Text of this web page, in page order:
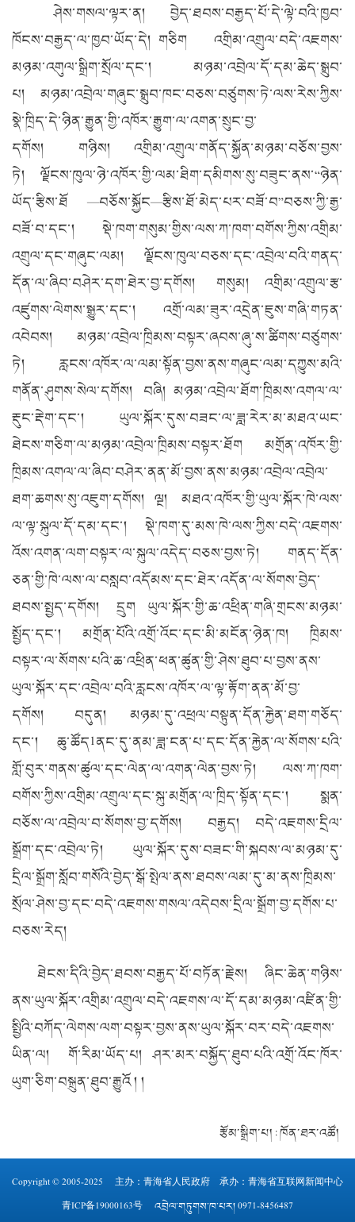
ཤེས་གསལ་ལྟར་ན། བྱེད་ཐབས་བརྒྱད་པོ་དེ་ལྟེ་བའི་ཁྱབ་
ཁོངས་བརྒྱད་ལ་ཁྱབ་ཡོད་དེ། གཅིག འགྲིམ་འགྲུལ་བདེ་འཇགས་
མཉམ་འགུལ་སྒྲིག་སྲོལ་དང་། མཉམ་འབྲེལ་དོ་དམ་ཆེད་སྒྲུབ་
པ། མཉམ་འབྲེལ་གཞུང་སྒྲུབ་ཁང་བཅས་བཙུགས་ཏེ་ལས་རེས་ཀྱིས་
སྣེ་ཁྲིད་དེ་ཉིན་རྒྱུན་གྱི་འཁོར་རྒྱུག་ལ་འགན་སྲུང་བྱ་
དགོས། གཉིས། འགྲིམ་འགྲུལ་གནོད་སྐྱོན་མཉམ་བཅོས་བྱས་
ཏེ། ལྗོངས་ཁུལ་ཉེ་འཁོར་གྱི་ལམ་ཐིག་དམིགས་སུ་བཟུང་ནས་“ཉེན་
ཡོད་རྩིས་ཐོ —བཅོས་སྐྱོང—རྩིས་ཐོ་མེད་པར་བཟོ་བ”བཅས་ཀྱི་རྒྱ་
བཟོ་བ་དང་། སྡེ་ཁག་གསུམ་གྱིས་ལས་ཀ་ཁག་བགོས་ཀྱིས་འགྲིམ་
འགྲུལ་དང་གཞུང་ལམ། ལྗོངས་ཁུལ་བཅས་དང་འབྲེལ་བའི་གནད་
དོན་ལ་ཞིབ་བཤེར་དག་ཐེར་བྱ་དགོས། གསུམ། འགྲིམ་འགྲུལ་རྩ་
འཛུགས་ལེགས་སྒྱུར་དང་། འགྲོ་ལམ་ཟུར་འདྲེན་ཇུས་གཞི་གཏན་
འབེབས། མཉམ་འབྲེལ་ཁྲིམས་བསྟར་ཞབས་ཞུ་ས་ཚིགས་བཙུགས་
ཏེ། རླངས་འཁོར་ལ་ལམ་སྟོན་བྱས་ནས་གཞུང་ལམ་དཀྱུས་མའི་
གནོན་ཤུགས་སེལ་དགོས། བཞི། མཉམ་འབྲེལ་ཐོག་ཁྲིམས་འགལ་ལ་
རྡུང་རྡེག་དང་། ཡུལ་སྐོར་དུས་བཟང་ལ་ཟླ་རེར་མ་མཐའ་ཡང་
ཐེངས་གཅིག་ལ་མཉམ་འབྲེལ་ཁྲིམས་བསྟར་ཐོག མགྲོན་འཁོར་གྱི་
ཁྲིམས་འགལ་ལ་ཞིབ་བཤེར་ནན་མོ་བྱས་ནས་མཉམ་འབྲེལ་འབྲེལ་
ཐག་ཆགས་སུ་འཇུག་དགོས། ལྔ། མཐའ་འཁོར་གྱི་ཡུལ་སྐོར་ཁེ་ལས་
ལ་ལྟ་སྐུལ་དོ་དམ་དང་། སྡེ་ཁག་དུ་མས་ཁེ་ལས་ཀྱིས་བདེ་འཇགས་
འོས་འགན་ལག་བསྟར་ལ་སྐུལ་འདེད་བཅས་བྱས་ཏེ། གནད་དོན་
ཅན་གྱི་ཁེ་ལས་ལ་བསླབ་འདོམས་དང་ཐེར་འདོན་ལ་སོགས་བྱེད་
ཐབས་སྤྱད་དགོས། དྲུག ཡུལ་སྐོར་གྱི་ཆ་འཕྲིན་གཞི་གྲངས་མཉམ་
སྤྱོད་དང་། མགྲོན་པོའི་འགྲོ་འོང་དང་མི་མངོན་ཉེན་ཁ། ཁྲིམས་
བསྟར་ལ་སོགས་པའི་ཆ་འཕྲིན་ཕན་ཚུན་གྱི་ཤེས་ཐུབ་པ་བྱས་ནས་
ཡུལ་སྐོར་དང་འབྲེལ་བའི་རླངས་འཁོར་ལ་ལྟ་རྟོག་ནན་མོ་བྱ་
དགོས། བདུན། མཉམ་དུ་འཕྲལ་བསྟུན་དོན་རྐྱེན་ཐག་གཅོད་
དང་། ཆུ་ཚོད1ནང་དུ་ནམ་ཟླ་ངན་པ་དང་དོན་རྐྱེན་ལ་སོགས་པའི་
གློ་བུར་གནས་ཚུལ་དང་ལེན་ལ་འགན་ལེན་བྱས་ཏེ། ལས་ཀ་ཁག་
བགོས་ཀྱིས་འགྲིམ་འགྲུལ་དང་སྐུ་མགྲོན་ལ་ཁྲིད་སྟོན་དང་། སྨན་
བཅོས་ལ་འབྲེལ་བ་སོགས་བྱ་དགོས། བརྒྱད། བདེ་འཇགས་དྲིལ་
སྒྲོག་དང་འབྲེལ་ཏེ། ཡུལ་སྐོར་དུས་བཟང་གི་སྐབས་ལ་མཉམ་དུ་
དྲིལ་སྒྲོག་སློབ་གསོའི་བྱེད་སྒོ་སྤེལ་ནས་ཐབས་ལམ་དུ་མ་ནས་ཁྲིམས་
སྲོལ་ཤེས་བྱ་དང་བདེ་འཇགས་གསལ་འདེབས་དྲིལ་སྒྲོག་བྱ་དགོས་པ་
བཅས་རེད།
ཐེངས་དིའི་བྱེད་ཐབས་བརྒྱད་པོ་བཏོན་རྗེས། ཞིང་ཆེན་གཉིས་
ནས་ཡུལ་སྐོར་འགྲིམ་འགྲུལ་བདེ་འཇགས་ལ་དོ་དམ་མཉམ་འཛིན་གྱི་
སྤྱིའི་བཀོད་ལེགས་ལག་བསྟར་བྱས་ནས་ཡུལ་སྐོར་བར་བདེ་འཇགས་
ཡིན་ལ། གོ་རིམ་ཡོད་པ། ཤར་མར་བསྐྱོད་ཐུབ་པའི་འགྲོ་འོང་ཁོར་
ཡུག་ཅིག་བསྐྲུན་ཐུབ་རྒྱུའོ ། །
རྩོམ་སྒྲིག་པ། : ཁོན་ཐར་འཚོ།
Copyright © 2005-2025 主办： 青海省人民政府 承办：青海省互联网新闻中心
青ICP备19000163号 འབྲེལ་གཏུགས་ཁ་པར། 0971-8456487